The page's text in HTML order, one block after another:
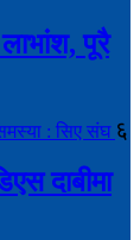
पूरै
६
दाबीमा